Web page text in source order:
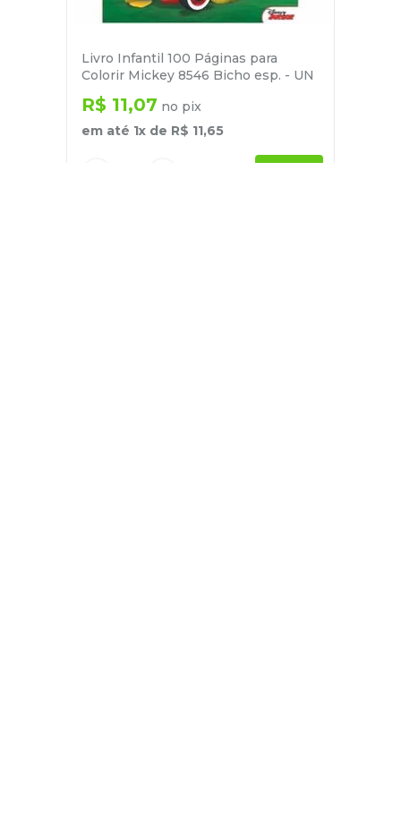
Livro Infantil 100 Páginas para
Colorir Mickey 8546 Bicho esp. - UN
R$ 11,07 no pix
em até 1x de R$ 11,65